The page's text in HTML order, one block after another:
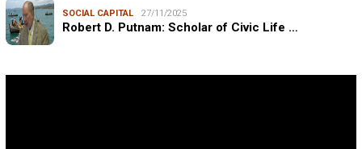
SOCIAL CAPITAL 27/11/2025
Robert D. Putnam: Scholar of Civic Life …